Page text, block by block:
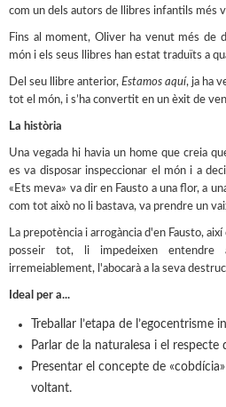
com un dels autors de llibres infantils més
Fins al moment, Oliver ha venut més de
món i els seus llibres han estat traduïts a
Del seu llibre anterior, Estamos aquí, ja ha
tot el món, i s’ha convertit en un èxit de
La història
Una vegada hi havia un home que creia
es va disposar inspeccionar el món i a
«Ets meva» va dir en Fausto a una flor, a
com tot això no li bastava, va prendre un
La prepotència i arrogància d'en Fausto,
posseir tot, li impedeixen
irremeiablement, l'abocarà a la seva
Ideal per a...
Treballar l’etapa de l’egocentrisme
Parlar de la naturalesa i el respecte
Presentar el concepte de
voltant.